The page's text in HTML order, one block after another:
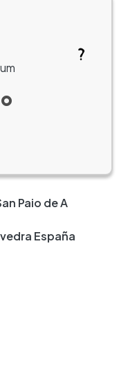
Paio de A
España